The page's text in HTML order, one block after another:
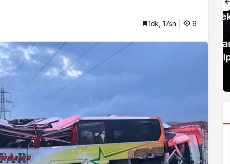
1dk, 17sn 9
İstifa eden Mersin vekili
Çakır’dan açıklama:
“Yörük çocuğu, suçlanan
adamların önüne gelip
ifade vermez”